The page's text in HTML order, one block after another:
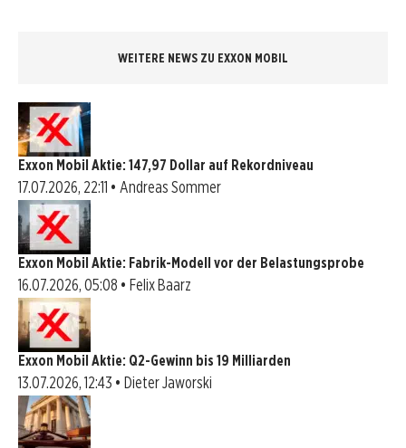
WEITERE NEWS ZU EXXON MOBIL
Exxon Mobil Aktie: 147,97 Dollar auf Rekordniveau
17.07.2026, 22:11 • Andreas Sommer
Exxon Mobil Aktie: Fabrik-Modell vor der Belastungsprobe
16.07.2026, 05:08 • Felix Baarz
Exxon Mobil Aktie: Q2-Gewinn bis 19 Milliarden
13.07.2026, 12:43 • Dieter Jaworski